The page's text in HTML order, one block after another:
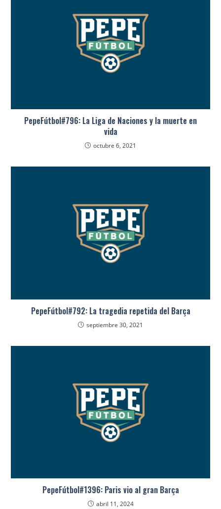
PepeFútbol#796: La Liga de Naciones y la muerte en
vida
octubre 6, 2021
PepeFútbol#792: La tragedia repetida del Barça
septiembre 30, 2021
PepeFútbol#1396: Paris vio al gran Barça
abril 11, 2024